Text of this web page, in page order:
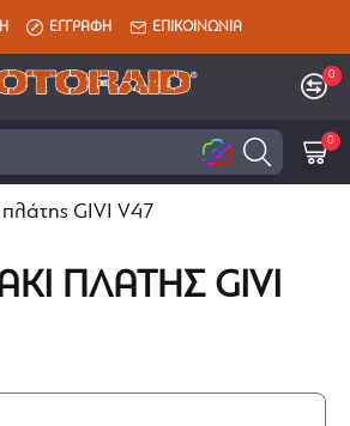
ΕΓΓΡΑΦΗ ΕΠΙΚΟΙΝΩΝΙΑ
0
0
GIVI V47
ΠΛΆΤΗΣ GIVI